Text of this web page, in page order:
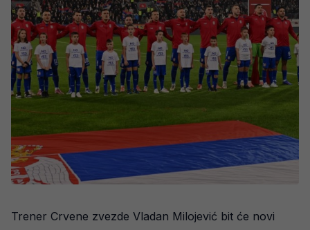
Trener Crvene zvezde Vladan Milojević bit će novi